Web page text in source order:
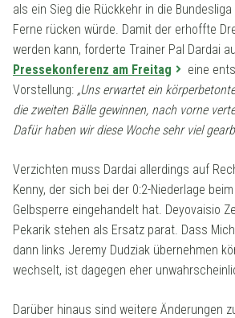
als ein Sieg die Rückkehr in die
Ferne rücken würde. Damit der erhoffte
werden kann, forderte Trainer Pal Dardai
Pressekonferenz am Freitag
eine
Vorstellung: „Uns erwartet ein
die zweiten Bälle gewinnen, nach vorne
Dafür haben wir diese Woche sehr viel
Verzichten muss Dardai allerdings auf
Kenny, der sich bei der 0:2-Niederlage beim
Gelbsperre eingehandelt hat. Deyovaisio
Pekarik stehen als Ersatz parat. Dass
dann links Jeremy Dudziak übernehmen
wechselt, ist dagegen eher
Darüber hinaus sind weitere Änderungen